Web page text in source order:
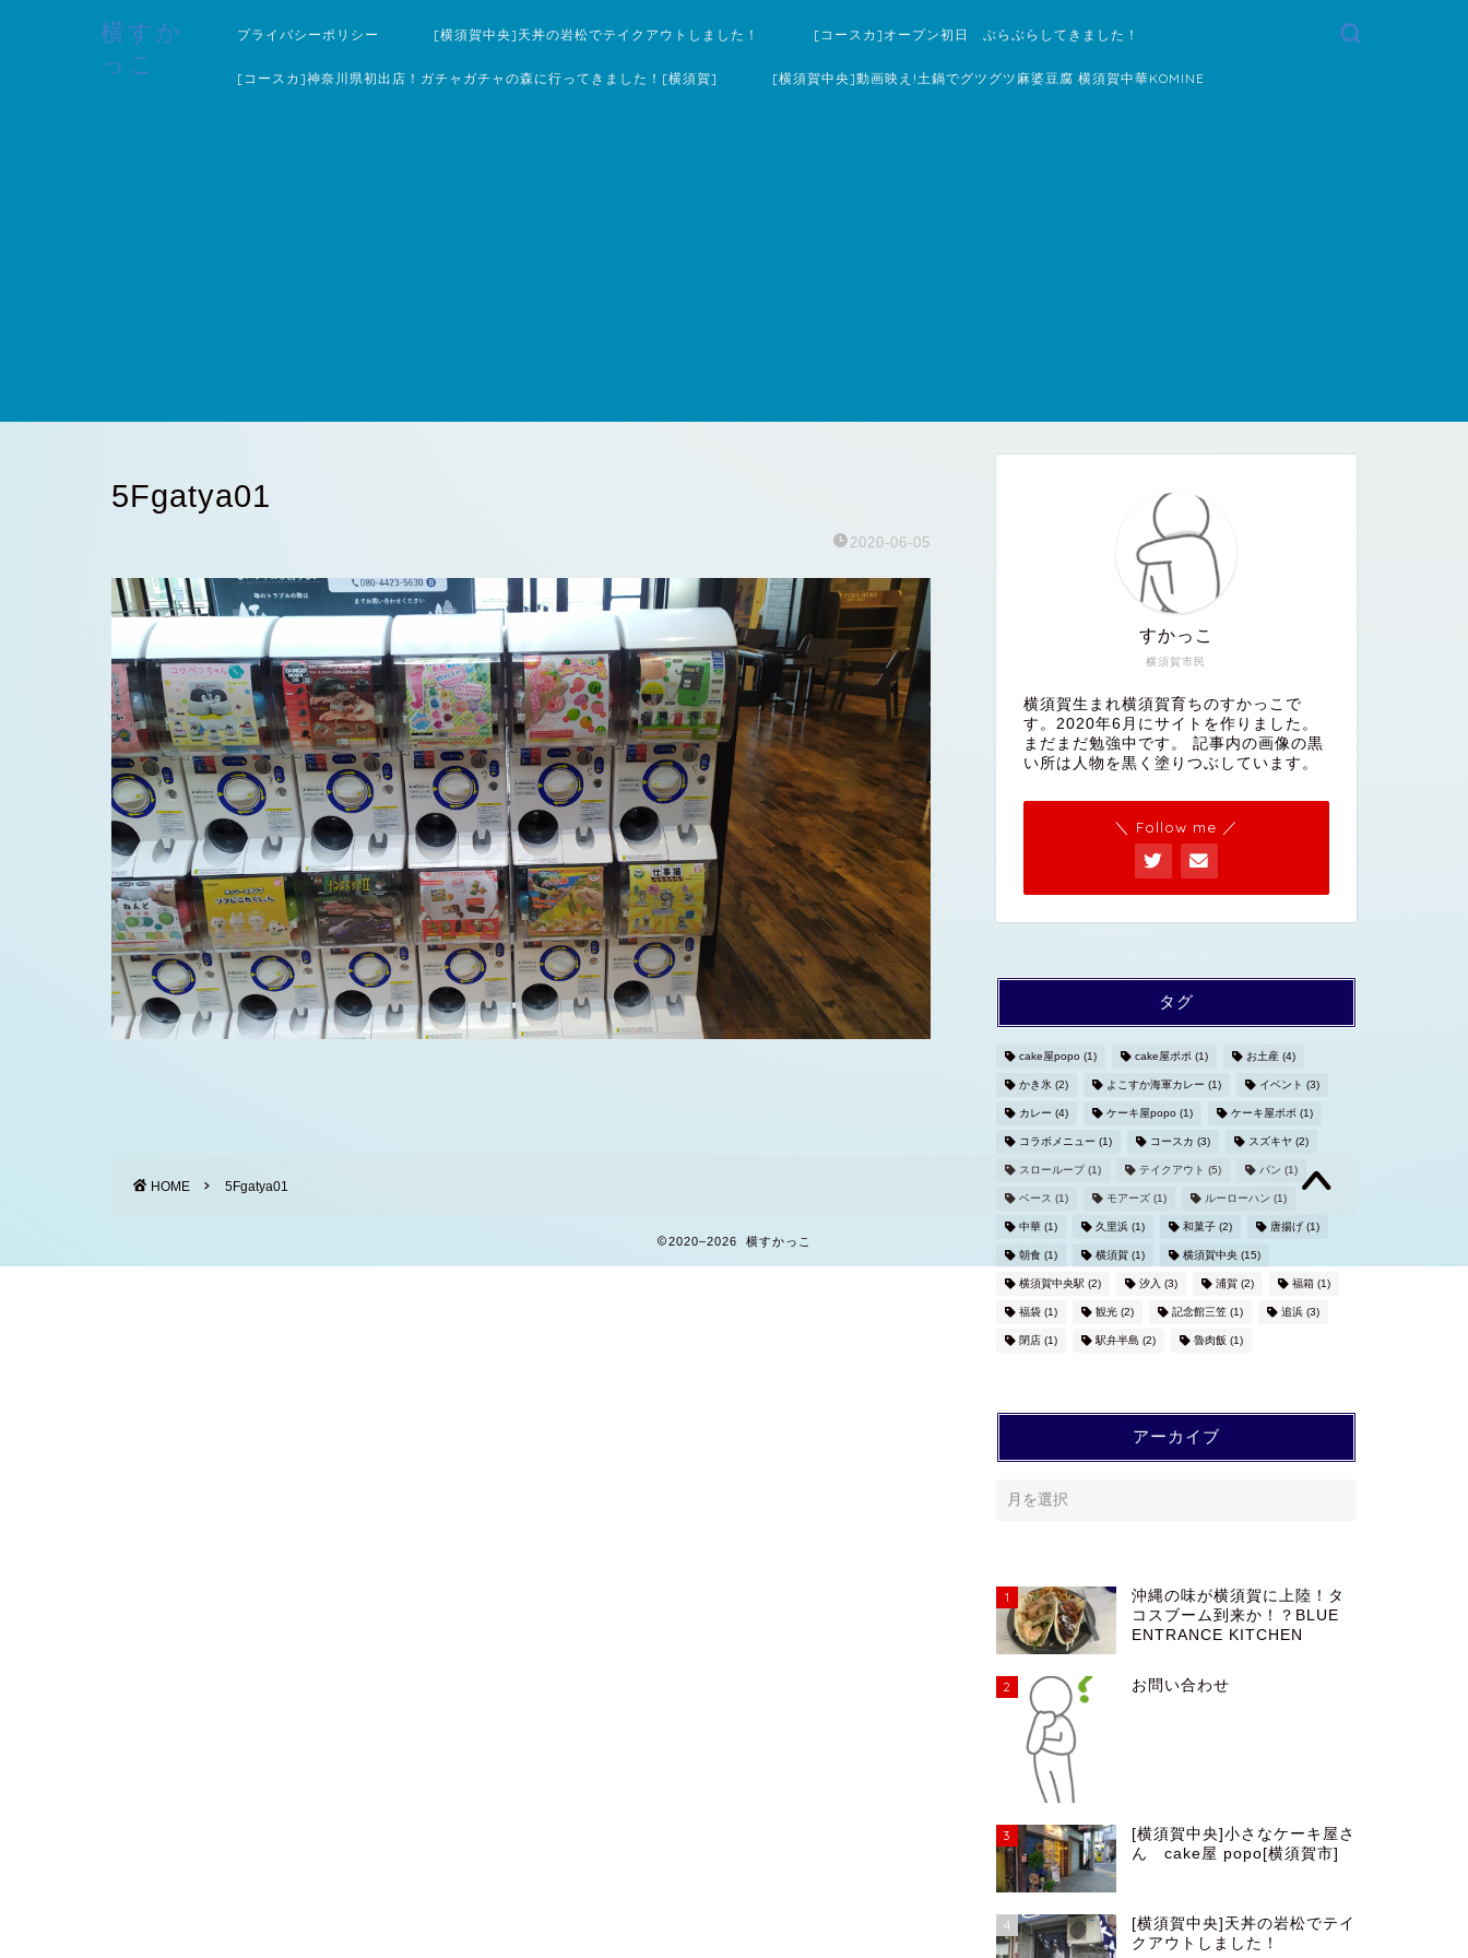
横すか
っこ
プライバシーポリシー [横須賀中央]天丼の岩松でテイクアウトしました！ [コースカ]オープン初日 ぶらぶらしてきました！
[コースカ]神奈川県初出店！ガチャガチャの森に行ってきました！[横須賀] [横須賀中央]動画映え!土鍋でグツグツ麻婆豆腐 横須賀中華KOMINE
5Fgatya01
2020-06-05
横須賀市民
すかっこ
横須賀生まれ横須賀育ちのすかっこで
す。2020年6月にサイトを作りました。
まだまだ勉強中です。 記事内の画像の黒
い所は人物を黒く塗りつぶしています。
＼ Follow me ／
タグ
cake屋popo (1) cake屋ポポ (1) お土産(4)
かき氷 (2) よこすか海軍カレー (1) イベント (3)
カレー (4) ケーキ屋popo (1) ケーキ屋ポポ (1)
コラボメニュー (1) コースカ (3) スズキヤ (2)
スローループ(1) テイクアウト (5) パン (1)
ベース (1) モアーズ(1) ルーローハン (1)
中華(1) 久里浜(1) 和菓子(2) 唐揚げ(1)
朝食(1) 横須賀(1) 横須賀中央(15)
横須賀中央駅 (2) 汐入 (3) 浦賀(2) 福箱(1)
福袋(1) 観光(2) 記念館三笠(1) 追浜(3)
閉店(1) 駅弁半島 (2) 魯肉飯 (1)
アーカイブ
1
沖縄の味が横須賀に上陸！タ
コスブーム到来か！？BLUE
ENTRANCE KITCHEN
2 お問い合わせ
3
[横須賀中央]小さなケーキ屋さ
ん cake屋 popo[横須賀市]
4
[横須賀中央]天丼の岩松でテイ
クアウトしました！
HOME 5Fgatya01
2020–2026 横すかっこ